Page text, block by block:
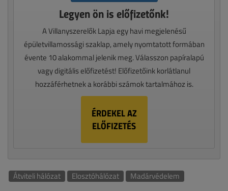
Legyen ön is előfizetőnk!
A Villanyszerelők Lapja egy havi megjelenésű
épületvillamossági szaklap, amely nyomtatott formában
évente 10 alakommal jelenik meg. Válasszon papíralapú
vagy digitális előfizetést! Előfizetőink korlátlanul
hozzáférhetnek a korábbi számok tartalmához is.
ÉRDEKEL AZ
ELŐFIZETÉS
Átviteli hálózat Elosztóhálózat Madárvédelem